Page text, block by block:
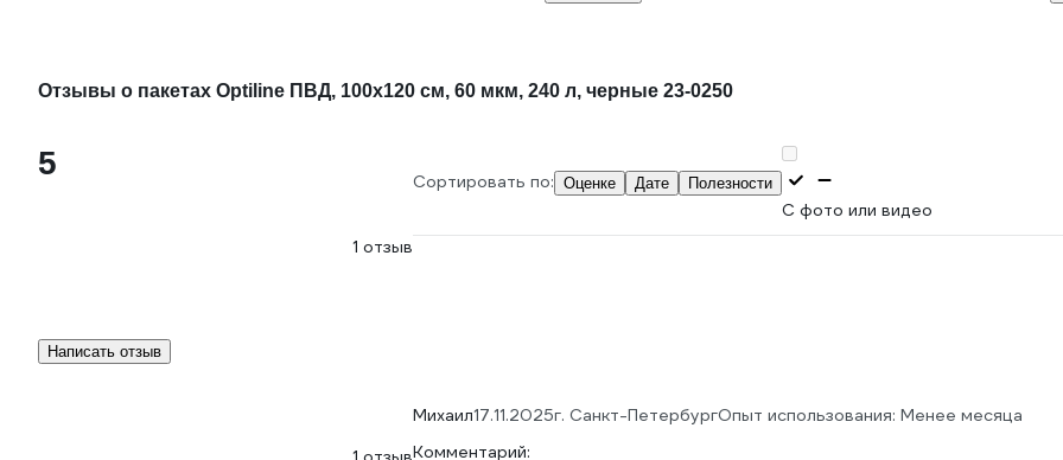
Отзывы о пакетах Optiline ПВД, 100x120 см, 60 мкм, 240 л, черные 23-0250
5
1 отзыв
Написать отзыв
Сортировать по: Оценке Дате Полезности
С фото или видео
Михаил17.11.2025г. Санкт-ПетербургОпыт использования: Менее месяца
Комментарий: